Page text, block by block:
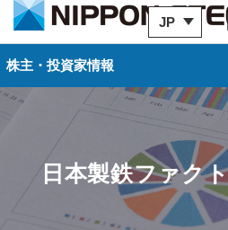
JP
サイト内検索 メニュー
日本製鉄ファク
株主・投資家情報